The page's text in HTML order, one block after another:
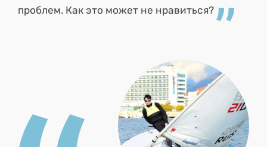
проблем. Как это может не нравиться?